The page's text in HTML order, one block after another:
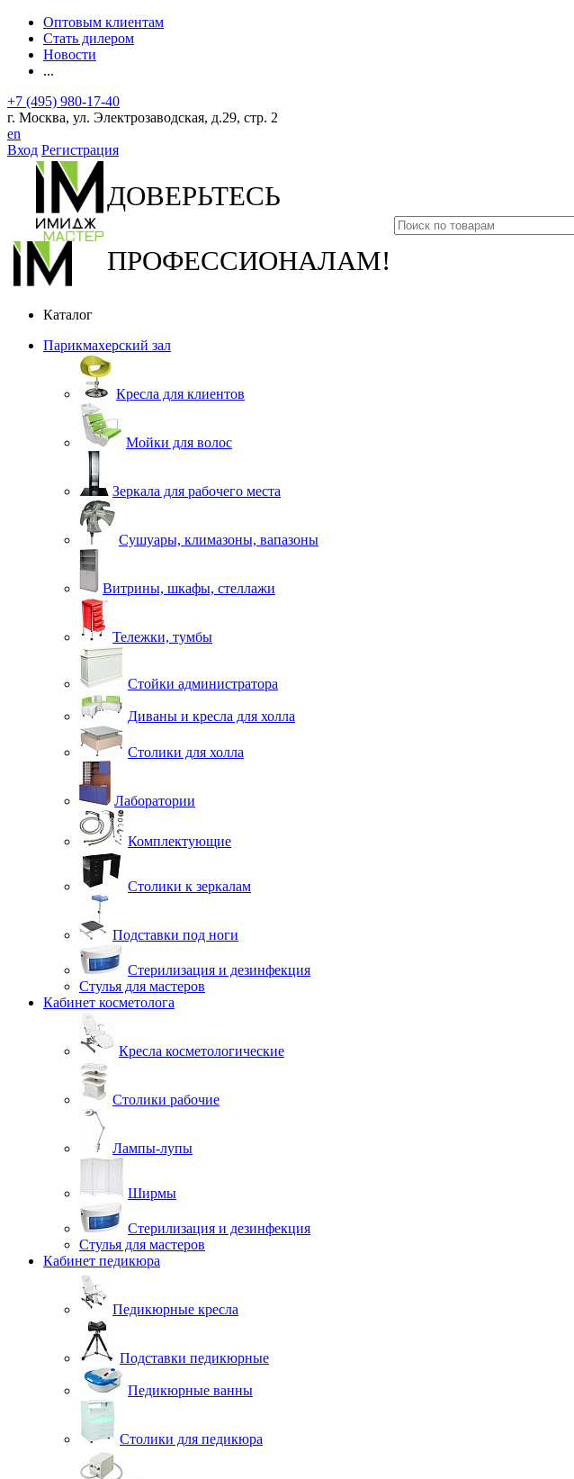
Оптовым клиентам
Стать дилером
Новости
...
+7 (495) 980-17-40
г. Москва, ул. Электрозаводская, д.29, стр. 2
en
Вход Регистрация
ДОВЕРЬТЕСЬ
ПРОФЕССИОНАЛАМ!
Каталог
Парикмахерский зал
Кресла для клиентов
Мойки для волос
Зеркала для рабочего места
Сушуары, климазоны, вапазоны
Витрины, шкафы, стеллажи
Тележки, тумбы
Стойки администратора
Диваны и кресла для холла
Столики для холла
Лаборатории
Комплектующие
Столики к зеркалам
Подставки под ноги
Стерилизация и дезинфекция
Стулья для мастеров
Кабинет косметолога
Кресла косметологические
Столики рабочие
Лампы-лупы
Ширмы
Стерилизация и дезинфекция
Стулья для мастеров
Кабинет педикюра
Педикюрные кресла
Подставки педикюрные
Педикюрные ванны
Столики для педикюра